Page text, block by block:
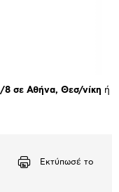
8 σε Αθήνα, Θεσ/νίκη ή
Εκτύπωσέ το